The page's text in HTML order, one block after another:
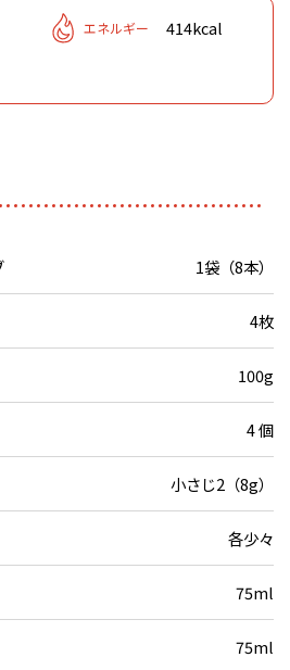
エネルギー 414kcal
1袋（8本）
4枚
100g
4 個
小さじ2（8g）
各少々
75ml
75ml